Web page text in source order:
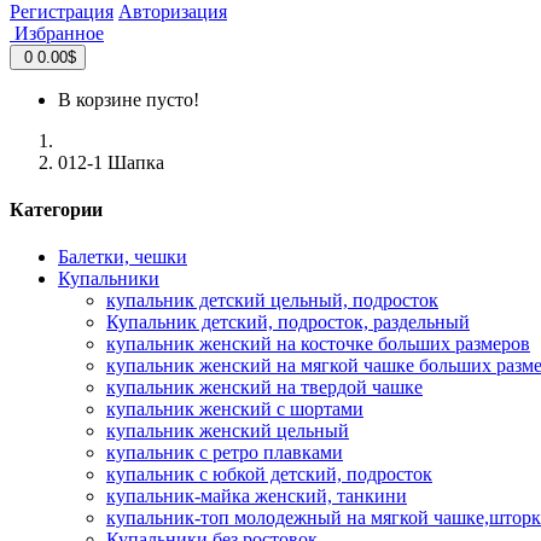
Регистрация Авторизация
Избранное
0 0.00$
В корзине пусто!
012-1 Шапка
Категории
Балетки, чешки
Купальники
купальник детский цельный, подросток
Купальник детский, подросток, раздельный
купальник женский на косточке больших размеров
купальник женский на мягкой чашке больших
купальник женский на твердой чашке
купальник женский с шортами
купальник женский цельный
купальник с ретро плавками
купальник с юбкой детский, подросток
купальник-майка женский, танкини
купальник-топ молодежный на мягкой